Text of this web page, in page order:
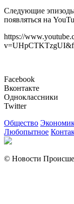
Следующие
появляться на
https://
Facebook
Вконтакте
Одноклассники
Twitter
Общество
Любопытное
© Новости